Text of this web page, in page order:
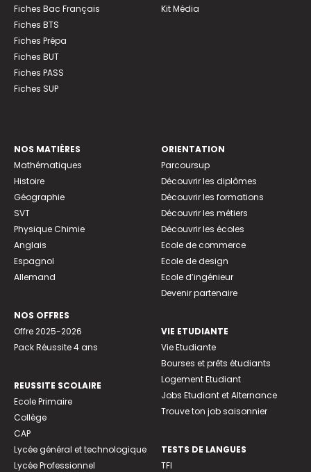
Fiches Bac Français
Fiches BTS
Fiches Prépa
Fiches BUT
Fiches PASS
Fiches SUP
Kit Média
NOS MATIÈRES
Mathématiques
Histoire
Géographie
SVT
Physique Chimie
Anglais
Espagnol
Allemand
NOS OFFRES
Offre 2025-2026
Pack Réussite 4 ans
REUSSITE SCOLAIRE
Ecole Primaire
Collège
CAP
Lycée général et technologique
Lycée Professionnel
ORIENTATION
Parcoursup
Découvrir les diplômes
Découvrir les formations
Découvrir les métiers
Découvrir les écoles
Ecole de commerce
Ecole de design
Ecole d’ingénieur
Devenir partenaire
VIE ETUDIANTE
Vie Etudiante
Bourses et prêts étudiants
Logement Etudiant
Jobs Etudiant et Alternance
Trouve ton job saisonnier
TESTS DE LANGUES
TFI